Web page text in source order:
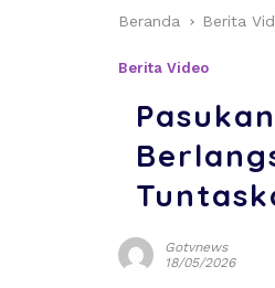
Beranda Berita
Berita Video
Gotvnews
18/05/2026